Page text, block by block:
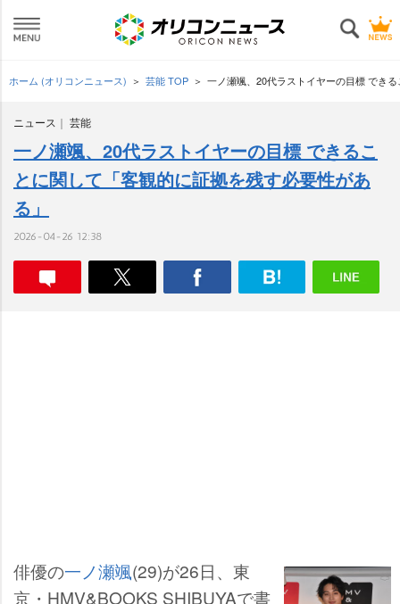
ホーム (オリコンニュース) 芸能 TOP 一ノ瀬颯、20代ラストイヤーの目標 でき
ニュース 芸能
一ノ瀬颯、20代ラストイヤーの目標 できるこ
とに関して「客観的に証拠を残す必要性があ
る」
2026-04-26 12:38
俳優の一ノ瀬颯(29)が26日、東
京・HMV&BOOKS SHIBUYAで書